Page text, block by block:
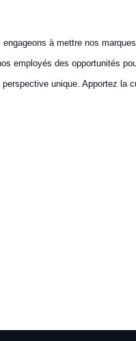
à mettre nos
employés des opportunités
unique. Apportez la